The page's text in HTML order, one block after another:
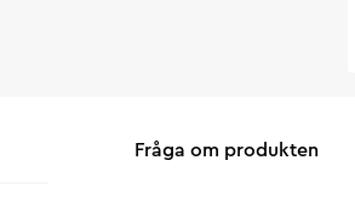
Fråga om produkten